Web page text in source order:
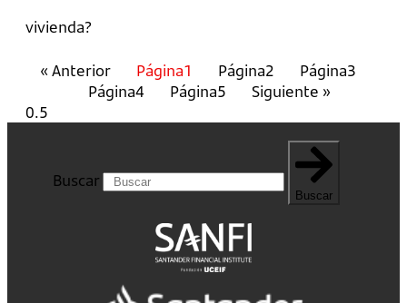
vivienda?
« Anterior Página1 Página2 Página3
Página4 Página5 Siguiente »
Buscar
Buscar